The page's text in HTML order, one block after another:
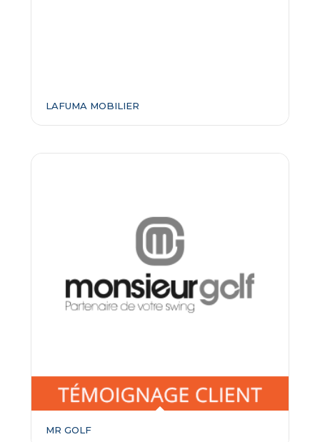
LAFUMA MOBILIER
MR GOLF